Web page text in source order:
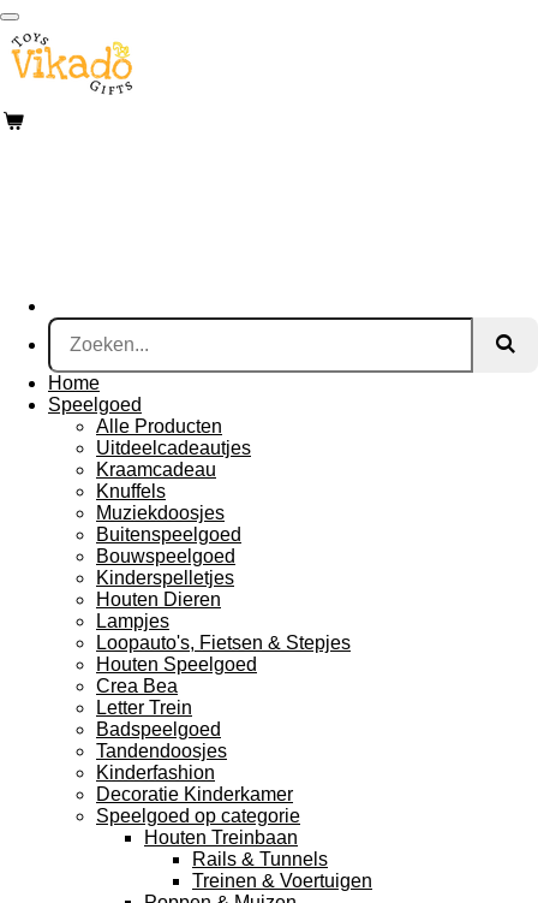
Ga
direct
naar
Home
Speelgoed
Alle Producten
Uitdeelcadeautjes
Kraamcadeau
Knuffels
Muziekdoosjes
Buitenspeelgoed
Bouwspeelgoed
Kinderspelletjes
Houten Dieren
Lampjes
Loopauto's, Fietsen & Stepjes
Houten Speelgoed
Crea Bea
Letter Trein
Badspeelgoed
Tandendoosjes
Kinderfashion
Decoratie Kinderkamer
Speelgoed op categorie
Houten Treinbaan
Rails & Tunnels
Treinen & Voertuigen